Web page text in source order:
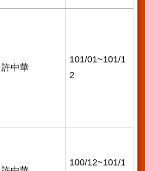
許中華
101/01~101/1
2
100/12~101/1